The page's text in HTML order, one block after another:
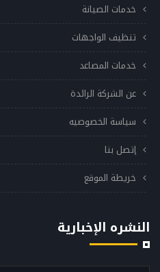
خدمات الصيانة
تنظيف الواجهات
خدمات المصاعد
عن الشركة الرائدة
سياسة الخصوصيه
إتصل بنا
خريطة الموقع
النشره الإخبارية